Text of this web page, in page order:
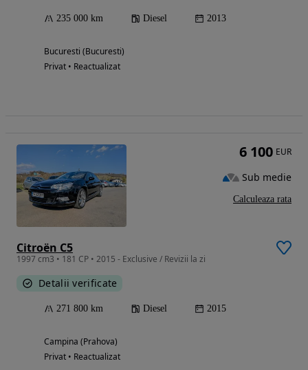
235 000 km Diesel 2013
Bucuresti (Bucuresti)
Privat • Reactualizat
Citroën C5
1997 cm3 • 181 CP • 2015 - Exclusive / Revizii la zi
Detalii verificate
271 800 km Diesel 2015
Campina (Prahova)
Privat • Reactualizat
6 100 EUR
Sub medie
Calculeaza rata